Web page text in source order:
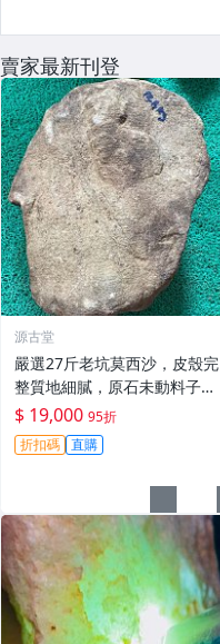
賣家最新刊登
源古堂
嚴選27斤老坑莫西沙，皮殼完
整質地細膩，原石未動料子厚
重，適合收藏與雕刻 天然A貨
翡翠玉石 貝殲 碧玉
$ 19,000 95折
折扣碼 直購